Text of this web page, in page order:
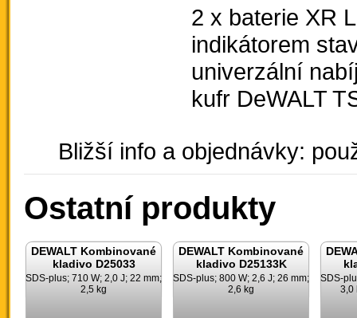
2 x baterie XR
indikátorem
univerzální
kufr DeWALT
Bližší info a objednávky:
Ostatní produkty
DEWALT Kombinované
kladivo D25033
SDS-plus; 710 W; 2,0 J; 22 mm;
2,5 kg
DEWALT Kombinované
kladivo D25133K
SDS-plus; 800 W; 2,6 J; 26 mm;
2,6 kg
SDS-
3,0